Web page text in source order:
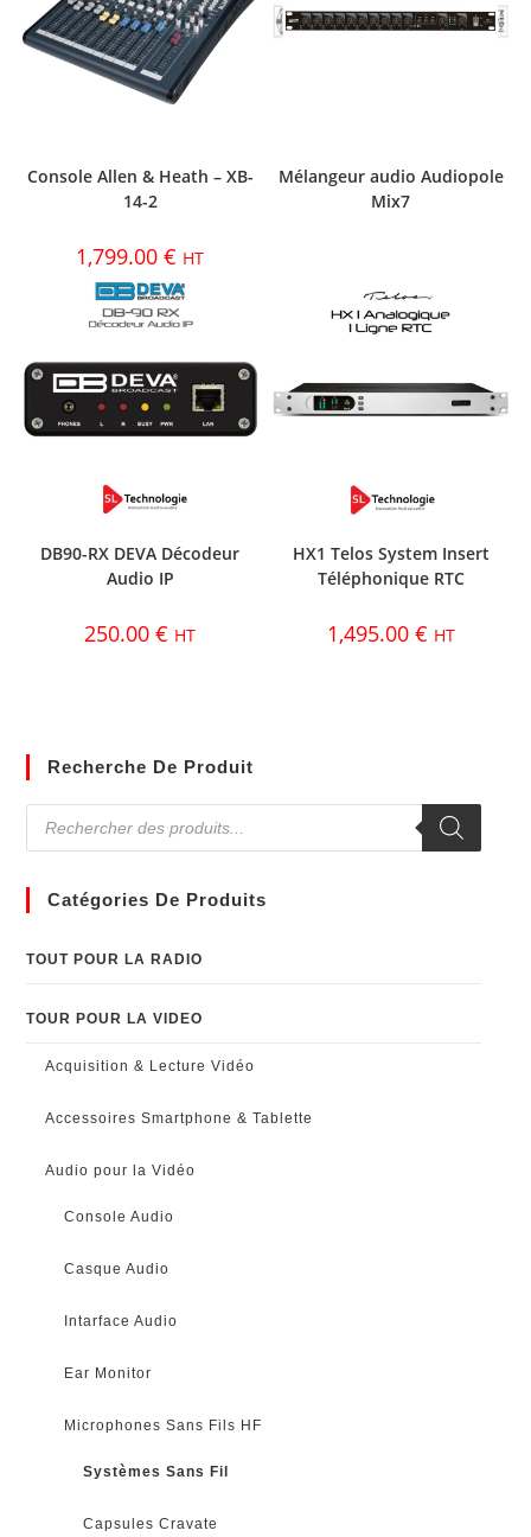
Console Allen & Heath – XB-
14-2
1,799.00€ HT
Mélangeur audio Audiopole
Mix7
DB90-RX DEVA Décodeur
Audio IP
250.00€ HT
HX1 Telos System Insert
Téléphonique RTC
1,495.00 € HT
Recherche De Produit
Catégories De Produits
TOUT POUR LA RADIO
TOUR POUR LA VIDEO
Acquisition & Lecture Vidéo
Accessoires Smartphone & Tablette
Audio pour la Vidéo
Console Audio
Casque Audio
Intarface Audio
Ear Monitor
Microphones Sans Fils HF
Systèmes Sans Fil
Capsules Cravate